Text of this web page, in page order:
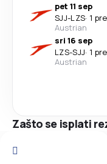
pet 11 sep
SJJ-LZS· 1
Austrian
sri 16 sep
LZS-SJJ· 1
Austrian
Zašto se isplati